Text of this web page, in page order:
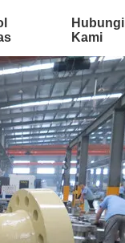
Hubungi
Kami